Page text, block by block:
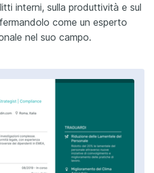
interni, sulla produttività e sul
come un esperto
nel suo campo.